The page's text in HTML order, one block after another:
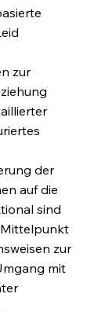
zur
der
auf die
sind
Mittelpunkt
zur
mit